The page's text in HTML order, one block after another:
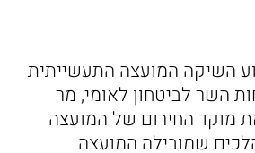
השיקה המועצה התעשייתית
השר לביטחון לאומי, מר
מוקד החירום של המועצה
שמובילה המועצה